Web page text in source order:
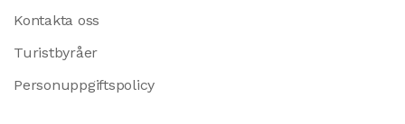
Kontakta oss
Turistbyråer
Personuppgiftspolicy